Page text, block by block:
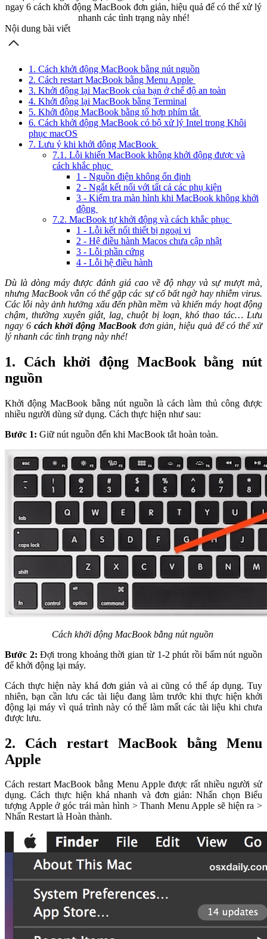
ngay 6 cách khởi động MacBook đơn giản, hiệu quả để có thể xử lý
nhanh các tình trạng này nhé!
Nội dung bài viết
1. Cách khởi động MacBook bằng nút nguồn
2. Cách restart MacBook bằng Menu Apple
3. Khởi động lại MacBook của bạn ở chế độ an toàn
4. Khởi động lại MacBook bằng Terminal
5. Khởi động MacBook bằng tổ hợp phím tắt
6. Cách khởi động MacBook có bộ xử lý Intel trong Khôi
phục macOS
7. Lưu ý khi khởi động MacBook
7.1. Lỗi khiến MacBook không khởi động được và
cách khắc phục
1 - Nguồn điện không ổn định
2 - Ngắt kết nối với tất cả các phụ kiện
3 - Kiểm tra màn hình khi MacBook không khởi
động
7.2. MacBook tự khởi động và cách khắc phục
1 - Lỗi kết nối thiết bị ngoại vi
2 - Hệ điều hành Macos chưa cập nhật
3 - Lỗi phần cứng
4 - Lỗi hệ điều hành
Dù là dòng máy được đánh giá cao về độ nhạy và sự mượt mà,
nhưng MacBook vẫn có thể gặp các sự cố bất ngờ hay nhiễm virus.
Các lỗi này ảnh hưởng xấu đến phần mềm và khiến máy hoạt động
chậm, thường xuyên giật, lag, chuột bị loạn, khó thao tác… Lưu
ngay 6 cách khởi động MacBookđơn giản, hiệu quả để có thể xử
lý nhanh các tình trạng này nhé!
1. Cách khởi động MacBook bằng nút
nguồn
Khởi động MacBook bằng nút nguồn là cách làm thủ công được
nhiều người dùng sử dụng. Cách thực hiện như sau:
Bước 1: Giữ nút nguồn đến khi MacBook tắt hoàn toàn.
Cách khởi động MacBook bằng nút nguồn
Bước 2: Đợi trong khoảng thời gian từ 1-2 phút rồi bấm nút nguồn
để khởi động lại máy.
Cách thực hiện này khá đơn giản và ai cũng có thể áp dụng. Tuy
nhiên, bạn cần lưu các tài liệu đang làm trước khi thực hiện khởi
động lại máy vì quá trình này có thể làm mất các tài liệu khi chưa
được lưu.
2. Cách restart MacBook bằng Menu
Apple
Cách restart MacBook bằng Menu Apple được rất nhiều người sử
dụng. Cách thực hiện khá nhanh và đơn giản: Nhấn chọn Biểu
tượng Apple ở góc trái màn hình > Thanh Menu Apple sẽ hiện ra >
Nhấn Restart là Hoàn thành.